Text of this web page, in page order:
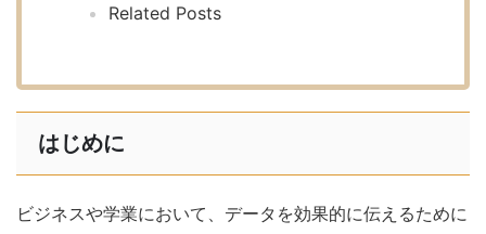
Related Posts
はじめに
ビジネスや学業において、データを効果的に伝えるために